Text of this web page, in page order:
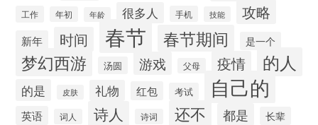
工作 年初 年龄 很多人 手机 技能 攻略
新年 时间 春节 春节期间 是一个
梦幻西游 汤圆 游戏 父母 疫情 的人
的是 皮肤 礼物 红包 考试 自己的
英语 词人 诗人 诗词 还不 都是 长辈